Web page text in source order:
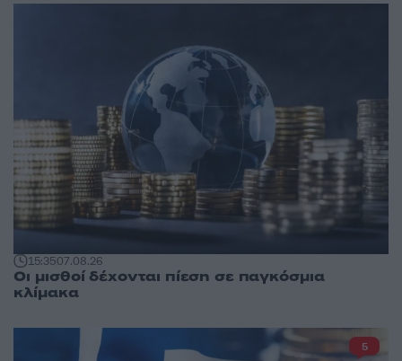
15:3507.08.26
Οι μισθοί δέχονται πίεση σε παγκόσμια
κλίμακα
5